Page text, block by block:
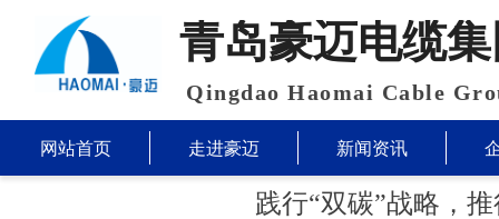
网站首页 走进豪迈 新闻资讯
青岛豪迈电缆
Qingdao Haomai Cable
践行“双碳”战略，